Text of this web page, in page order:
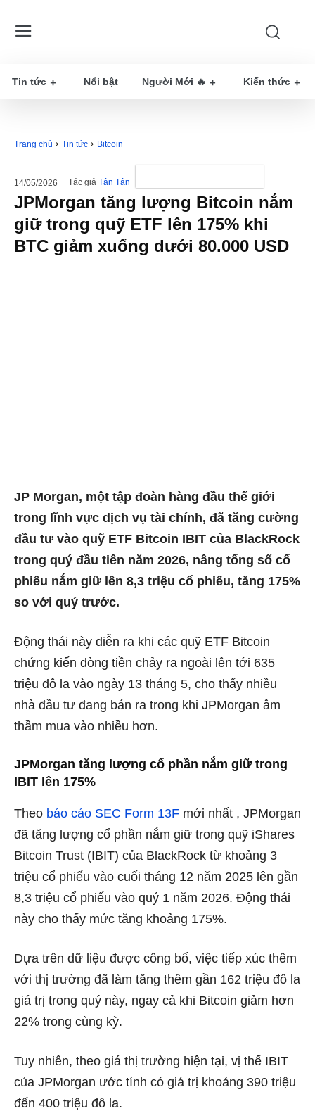
Tin tức Nổi bật Người Mới 🔥 Kiến thức
Trang chủ Tin tức Bitcoin
14/05/2026 Tác giả Tân Tân
JPMorgan tăng lượng Bitcoin nắm
giữ trong quỹ ETF lên 175% khi
BTC giảm xuống dưới 80.000 USD
JP Morgan, một tập đoàn hàng đầu thế giới
trong lĩnh vực dịch vụ tài chính, đã tăng cường
đầu tư vào quỹ ETF Bitcoin IBIT của BlackRock
trong quý đầu tiên năm 2026, nâng tổng số cổ
phiếu nắm giữ lên 8,3 triệu cổ phiếu, tăng 175%
so với quý trước.
Động thái này diễn ra khi các quỹ ETF Bitcoin
chứng kiến ​​dòng tiền chảy ra ngoài lên tới 635
triệu đô la vào ngày 13 tháng 5, cho thấy nhiều
nhà đầu tư đang bán ra trong khi JPMorgan âm
thầm mua vào nhiều hơn.
JPMorgan tăng lượng cổ phần nắm giữ trong
IBIT lên 175%
Theo báo cáo SEC Form 13F mới nhất , JPMorgan
đã tăng lượng cổ phần nắm giữ trong quỹ iShares
Bitcoin Trust (IBIT) của BlackRock từ khoảng 3
triệu cổ phiếu vào cuối tháng 12 năm 2025 lên gần
8,3 triệu cổ phiếu vào quý 1 năm 2026. Động thái
này cho thấy mức tăng khoảng 175%.
Dựa trên dữ liệu được công bố, việc tiếp xúc thêm
với thị trường đã làm tăng thêm gần 162 triệu đô la
giá trị trong quý này, ngay cả khi Bitcoin giảm hơn
22% trong cùng kỳ.
Tuy nhiên, theo giá thị trường hiện tại, vị thế IBIT
của JPMorgan ước tính có giá trị khoảng 390 triệu
đến 400 triệu đô la.